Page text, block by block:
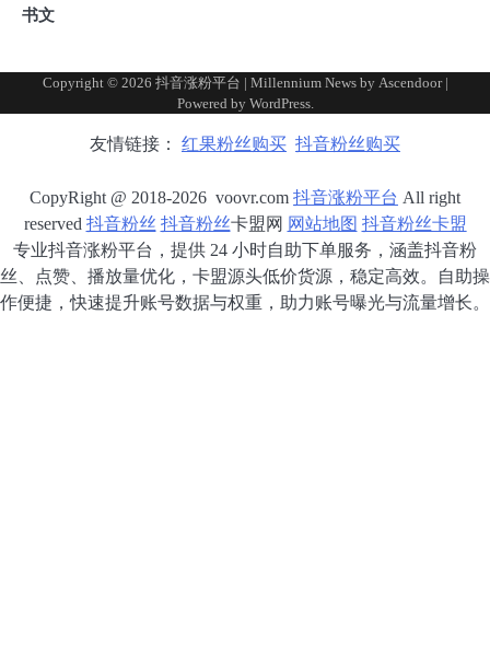
书文
Copyright © 2026 抖音涨粉平台 | Millennium News by Ascendoor|
Powered by WordPress.
友情链接： 红果粉丝购买 抖音粉丝购买
CopyRight @ 2018-2026 voovr.com 抖音涨粉平台 All right
reserved 抖音粉丝 抖音粉丝卡盟网 网站地图 抖音粉丝卡盟
专业抖音涨粉平台，提供 24 小时自助下单服务，涵盖抖音粉
丝、点赞、播放量优化，卡盟源头低价货源，稳定高效。自助操
作便捷，快速提升账号数据与权重，助力账号曝光与流量增长。